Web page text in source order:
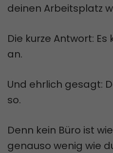
deinen Arbeitsplatz
Die kurze Antwort:
an.
Und ehrlich gesagt:
so.
Denn kein Büro ist
genauso wenig wie